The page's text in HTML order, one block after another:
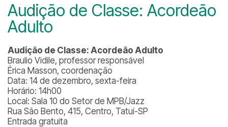
Audição de Classe: Acordeão
Adulto
Audição de Classe: Acordeão Adulto
Braulio Vidile, professor responsável
Érica Masson, coordenação
Data: 14 de dezembro, sexta-feira
Horário: 14h00
Local: Sala 10 do Setor de MPB/Jazz
Rua São Bento, 415, Centro, Tatuí-SP
Entrada gratuita